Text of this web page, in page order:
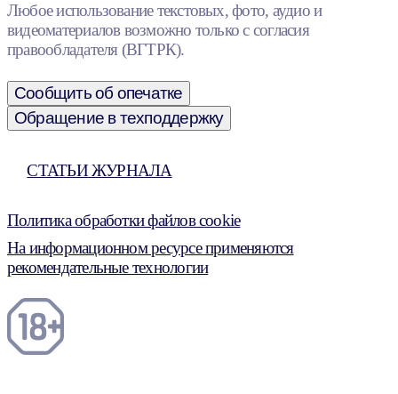
Любое использование текстовых, фото, аудио и
видеоматериалов возможно только с согласия
правообладателя (ВГТРК).
Сообщить об опечатке
Обращение в техподдержку
СТАТЬИ ЖУРНАЛА
Политика обработки файлов cookie
На информационном ресурсе применяются
рекомендательные технологии